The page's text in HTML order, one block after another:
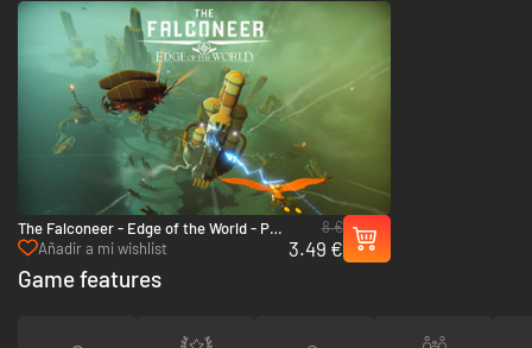
The Falconeer - Edge of the World - PC
(Steam)
Añadir a mi wishlist
8 €
3.49 €
Game features